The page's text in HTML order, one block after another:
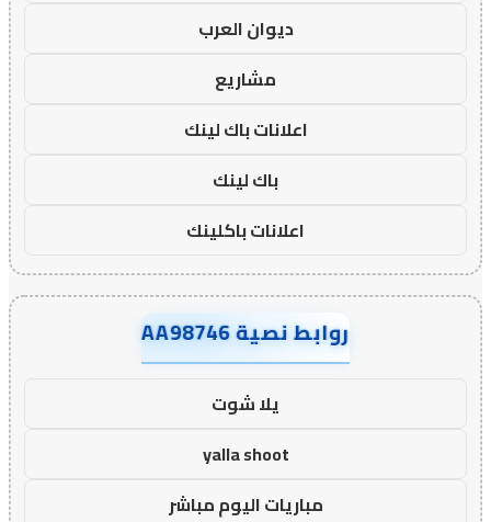
ديوان العرب
مشاريع
اعلانات باك لينك
باك لينك
اعلانات باكلينك
روابط نصية AA98746
يلا شوت
yalla shoot
مباريات اليوم مباشر